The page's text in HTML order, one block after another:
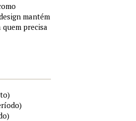
mantém
precisa